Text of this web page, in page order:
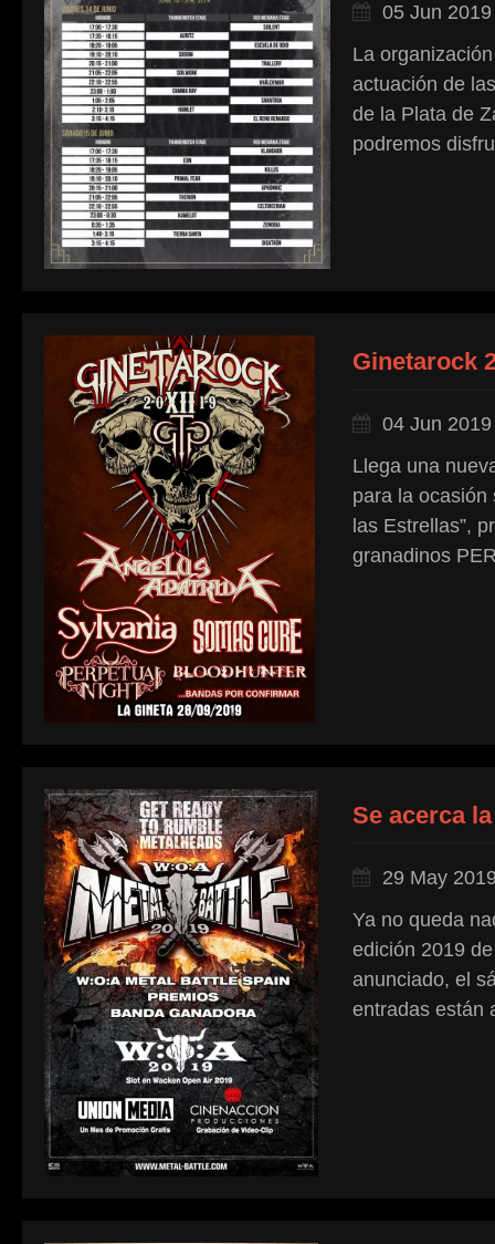
05 Jun 2019
La
actuación de
de la Plata de
podremos
Ginetarock
04 Jun 2019
Llega una
para la ocasión
las Estrellas”,
granadinos
Se acerca
29 May
Ya no queda
edición 2019
anunciado, el
entradas están